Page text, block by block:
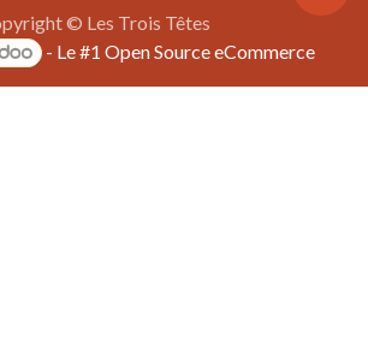
© Les Trois Têtes
- Le #1Open Source eCommerce